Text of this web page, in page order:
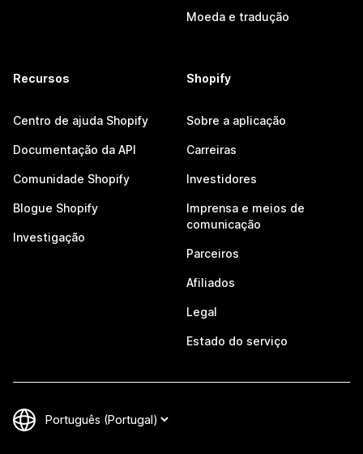
Moeda e tradução
Recursos
Centro de ajuda Shopify
Documentação da API
Comunidade Shopify
Blogue Shopify
Investigação
Shopify
Sobre a aplicação
Carreiras
Investidores
Imprensa e meios de
comunicação
Parceiros
Afiliados
Legal
Estado do serviço